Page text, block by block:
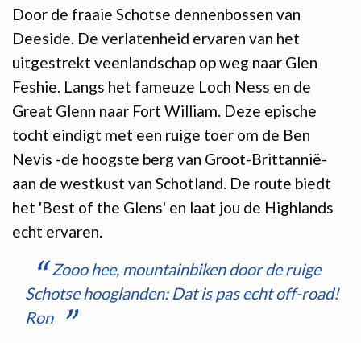
Door de fraaie Schotse dennenbossen van
Deeside. De verlatenheid ervaren van het
uitgestrekt veenlandschap op weg naar Glen
Feshie. Langs het fameuze Loch Ness en de
Great Glenn naar Fort William. Deze epische
tocht eindigt met een ruige toer om de Ben
Nevis -de hoogste berg van Groot-Brittannië-
aan de westkust van Schotland. De route biedt
het 'Best of the Glens' en laat jou de Highlands
echt ervaren.
Zooo hee, mountainbiken door de ruige
Schotse hooglanden: Dat is pas echt off-road!
Ron